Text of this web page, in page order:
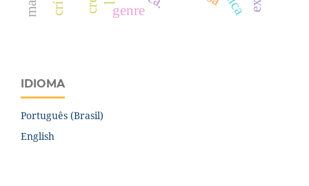
genre
IDIOMA
Português (Brasil)
English